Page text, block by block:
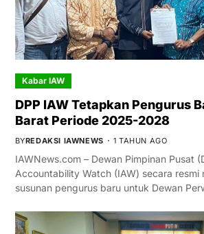
Kabar IAW
DPP IAW Tetapkan Pengurus
Barat Periode 2025-2028
BYREDAKSI IAWNEWS 1 TAHUN AGO
IAWNews.com – Dewan Pimpinan Pusat
Accountability Watch (IAW) secara resmi
susunan pengurus baru untuk Dewan